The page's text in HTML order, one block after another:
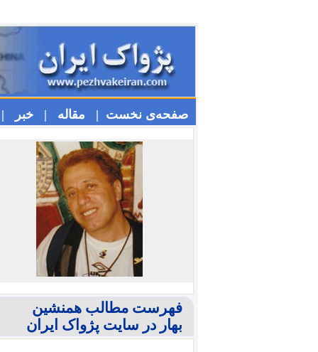
صفحه‌ی نخست | مقاله | خبر |
فهرست مطالب همنشین
بهار در سایت پژواک ایران